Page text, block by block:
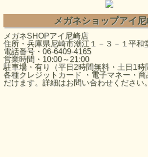
メガネショップアイ
メガネSHOPアイ尼崎店
住所・兵庫県尼崎市潮江１－３－１平和
電話番号・06-6409-4165
営業時間・10:00～21:00
駐車場・有り（平日2時間無料・土日1時
各種クレジットカード ・電子マネー・
だけます。詳細はお問い合わせください。